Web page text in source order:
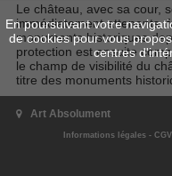
Le château, avec sa cour,
immédiatement attenants,
monuments historiques
protection est ensuite
le champ de visibilité du
titre des monuments
Art Absolument
Informations légales - CGV
En poursuivant votre
de cookies pour vous
centres